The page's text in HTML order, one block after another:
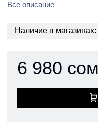
Все описание
Наличие в магазинах:
6 980 сом